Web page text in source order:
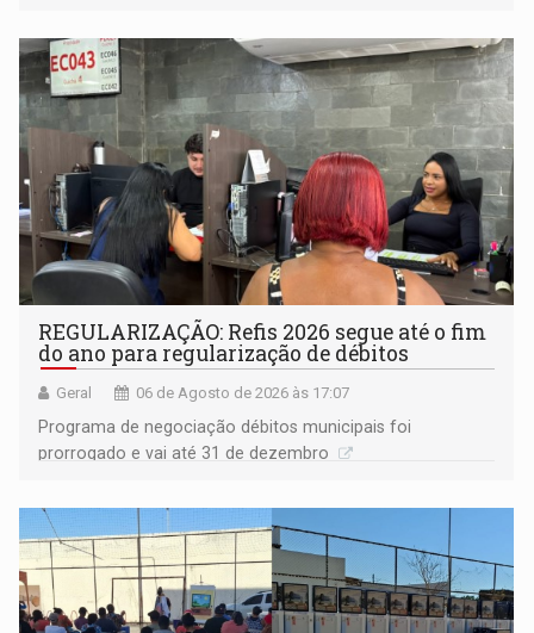
Goiás
REGULARIZAÇÃO: Refis 2026 segue até o fim
do ano para regularização de débitos
Geral 06 de Agosto de 2026 às 17:07
Programa de negociação débitos municipais foi
prorrogado e vai até 31 de dezembro